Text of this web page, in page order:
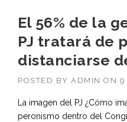
El 56% de la
PJ tratará de
distanciarse
POSTED BY ADMIN ON 9
La imagen del PJ ¿Cómo
peronismo dentro del